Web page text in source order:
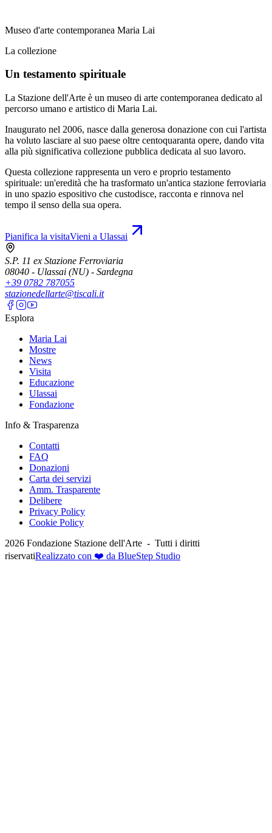
Museo d'arte contemporanea Maria Lai
La collezione
Un testamento spirituale
La Stazione dell'Arte è un museo di arte contemporanea dedicato al
percorso umano e artistico di Maria Lai.
Inaugurato nel 2006, nasce dalla generosa donazione con cui l'artista
ha voluto lasciare al suo paese oltre centoquaranta opere, dando vita
alla più significativa collezione pubblica dedicata al suo lavoro.
Questa collezione rappresenta un vero e proprio testamento
spirituale: un'eredità che ha trasformato un'antica stazione ferroviaria
in uno spazio espositivo che custodisce, racconta e rinnova nel
tempo il senso della sua opera.
Pianifica la visitaVieni a Ulassai
S.P. 11 ex Stazione Ferroviaria
08040 - Ulassai (NU) - Sardegna
+39 0782 787055
stazionedellarte@tiscali.it
Esplora
Maria Lai
Mostre
News
Visita
Educazione
Ulassai
Fondazione
Info & Trasparenza
Contatti
FAQ
Donazioni
Carta dei servizi
Amm. Trasparente
Delibere
Privacy Policy
Cookie Policy
2026 Fondazione Stazione dell'Arte - Tutti i diritti
riservatiRealizzato con ❤️ da BlueStep Studio